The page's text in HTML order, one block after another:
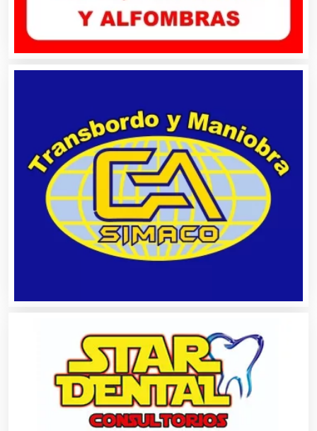
Artículos de Piel
Artículos Importados
Artículos para el Hogar
Artículos para Regalos
Artículos Publicitarios
Aseguradoras